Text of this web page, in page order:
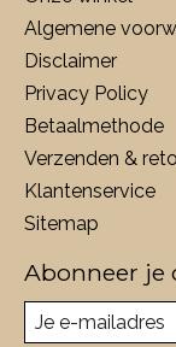
Algemene
Disclaimer
Privacy Policy
Betaalmethode
Verzenden &
Klantenservice
Sitemap
Abonneer je